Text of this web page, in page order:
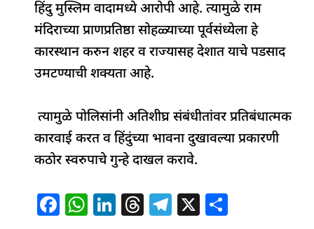
हिंदु मुस्लिम वादामध्ये आरोपी आहे. त्यामुळे राम
मंदिराच्या प्राणप्रतिष्ठा सोहळ्याच्या पूर्वसंध्येला हे
कारस्थान करुन शहर व राज्यासह देशात याचे पडसाद
उमटण्याची शक्यता आहे.
त्यामुळे पोलिसांनी अतिशीघ्र संबंधीतांवर प्रतिबंधात्मक
कारवाई करत व हिंदुंच्या भावना दुखावल्या प्रकारणी
कठोर स्वरुपाचे गुन्हे दाखल करावे.
F W Li T T X